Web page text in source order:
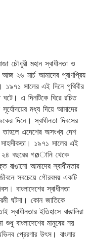
চৌধুরী মহান স্বাধীনতা ও
আজ ২৬ মার্চ আমাদের প্রাণপ্রিয়
১৯৭১ সালের এই দিনে পৃথিবীর
ঘটে। এ দিনটিকে ঘিরে রচিত
মধ্য দিয়ে আমাদের
দিনে। স্বাধীনতা দিবসের
তাহলে এদেশের অসংখ্য দেশ
সাহসীকতা। ১৯৭১ সালের এই
২৪ বছরের গøানি থেকে
আমাদের স্বাধীনতার
সবচেয়ে গৌরবময় একটি
বাংলাদেশের স্বাধীনতা
ঘটনা। কোন জাতিকে
ইতিহাসে বাঙালিরা
বাংলাদেশের মানুষের নয়
প্রেরণার উৎস। বাংলার